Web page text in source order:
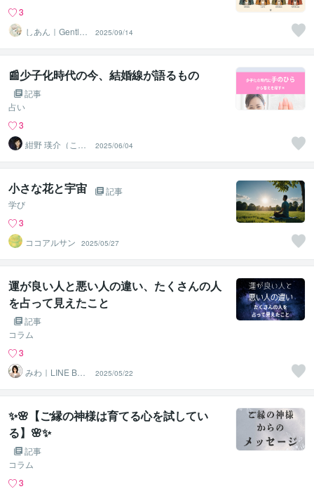
3
しあん｜Gentle
Tarot
2025/09/14
📰少子化時代の今、結婚線が語るもの
記事
占い
3
紺野 瑛介（こん
の えいすけ）
2025/06/04
小さな花と宇宙
記事
学び
3
ココアルサン
2025/05/27
運が良い人と悪い人の違い、たくさんの人
を占って見えたこと
記事
コラム
3
みわ｜LINE Bot
構築
2025/05/22
✨🌸【ご縁の神様は育てる心を試してい
る】🌸✨
記事
コラム
3